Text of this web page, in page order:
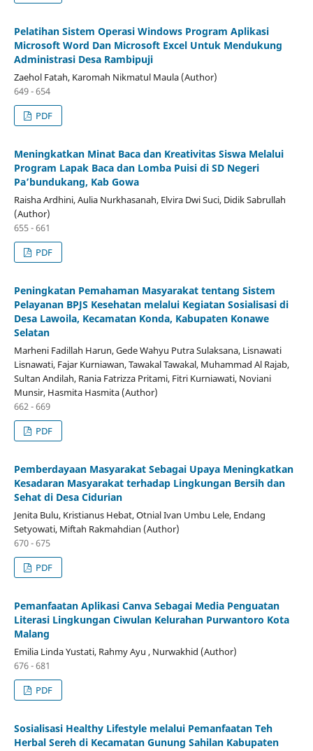
Pelatihan Sistem Operasi Windows Program Aplikasi
Microsoft Word Dan Microsoft Excel Untuk Mendukung
Administrasi Desa Rambipuji
Zaehol Fatah, Karomah Nikmatul Maula (Author)
649 - 654
PDF
Meningkatkan Minat Baca dan Kreativitas Siswa Melalui
Program Lapak Baca dan Lomba Puisi di SD Negeri
Pa’bundukang, Kab Gowa
Raisha Ardhini, Aulia Nurkhasanah, Elvira Dwi Suci, Didik Sabrullah
(Author)
655 - 661
PDF
Peningkatan Pemahaman Masyarakat tentang Sistem
Pelayanan BPJS Kesehatan melalui Kegiatan Sosialisasi di
Desa Lawoila, Kecamatan Konda, Kabupaten Konawe
Selatan
Marheni Fadillah Harun, Gede Wahyu Putra Sulaksana, Lisnawati
Lisnawati, Fajar Kurniawan, Tawakal Tawakal, Muhammad Al Rajab,
Sultan Andilah, Rania Fatrizza Pritami, Fitri Kurniawati, Noviani
Munsir, Hasmita Hasmita (Author)
662 - 669
PDF
Pemberdayaan Masyarakat Sebagai Upaya Meningkatkan
Kesadaran Masyarakat terhadap Lingkungan Bersih dan
Sehat di Desa Cidurian
Jenita Bulu, Kristianus Hebat, Otnial Ivan Umbu Lele, Endang
Setyowati, Miftah Rakmahdian (Author)
670 - 675
PDF
Pemanfaatan Aplikasi Canva Sebagai Media Penguatan
Literasi Lingkungan Ciwulan Kelurahan Purwantoro Kota
Malang
Emilia Linda Yustati, Rahmy Ayu , Nurwakhid (Author)
676 - 681
PDF
Sosialisasi Healthy Lifestyle melalui Pemanfaatan Teh
Herbal Sereh di Kecamatan Gunung Sahilan Kabupaten